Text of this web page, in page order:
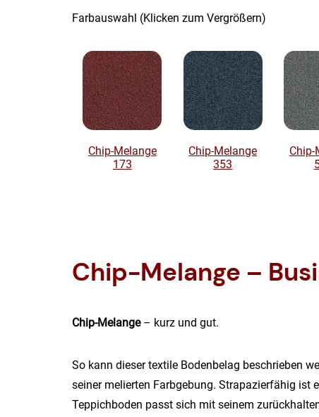
Farbauswahl (Klicken zum Vergrößern)
Chip-Melange
173
Chip-Melange
353
Chip-
Chip-Melange –
Chip-Melange– kurz und gut.
So kann dieser textile Bodenbelag beschrieben
seiner melierten Farbgebung. Strapazierfähig ist
Teppichboden passt sich mit seinem